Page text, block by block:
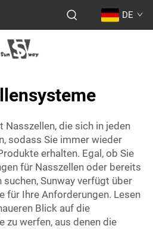
DE
Nasszellen, die sich in jeden
sodass Sie immer wieder
erhalten. Egal, ob Sie
für Nasszellen oder bereits
Sunway verfügt über
für Ihre Anforderungen. Lesen
Blick auf die
zu werfen, aus denen die